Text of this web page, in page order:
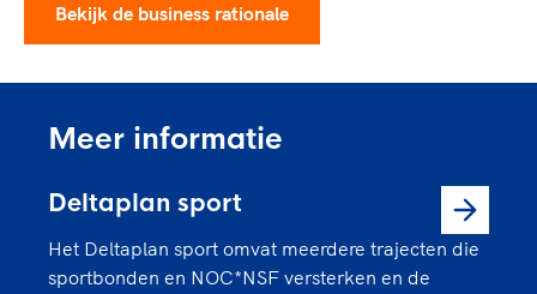
Bekijk de business rationale
Meer informatie
Deltaplan sport
Het Deltaplan sport omvat meerdere trajecten die
sportbonden en NOC*NSF versterken en de